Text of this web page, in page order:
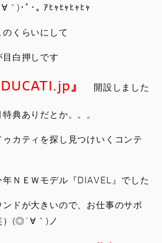
｀)･ﾟ･｡ ｱﾋｬﾋｬﾋｬﾋｬ
くらいにして
目白押しです
』 開設しました
典ありだとか。。。
カティを探し見つけいくコンテ
ＮＥＷモデル『DIAVEL』でした
ドが大きいので、お仕事のサボ
）(◎´∀｀)ノ